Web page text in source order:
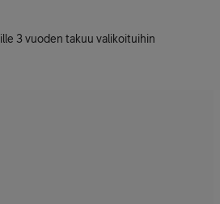
3 vuoden takuu valikoituihin